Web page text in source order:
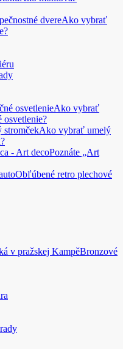
Ako vybrať
Ako vybrať
osvetlenie?
Ako vybrať umelý
Poznáte „Art
Obľúbené retro plechové
Bronzové